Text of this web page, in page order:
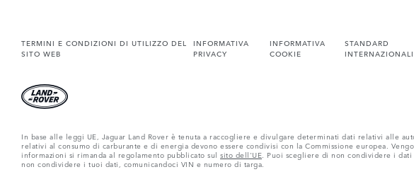
TERMINI E CONDIZIONI DI UTILIZZO DEL
SITO WEB
INFORMATIVA
PRIVACY
INFORMATIVA
COOKIE
STANDARD
INTERNAZIONALI
In base alle leggi UE, Jaguar Land Rover è tenuta a raccogliere e divulgare determinati dati relativi alle
relativi al consumo di carburante e di energia devono essere condivisi con la Commissione europea.
informazioni si rimanda al regolamento pubblicato sul sito dell'UE . Puoi scegliere di non condividere i
non condividere i tuoi dati, comunicandoci VIN e numero di targa.